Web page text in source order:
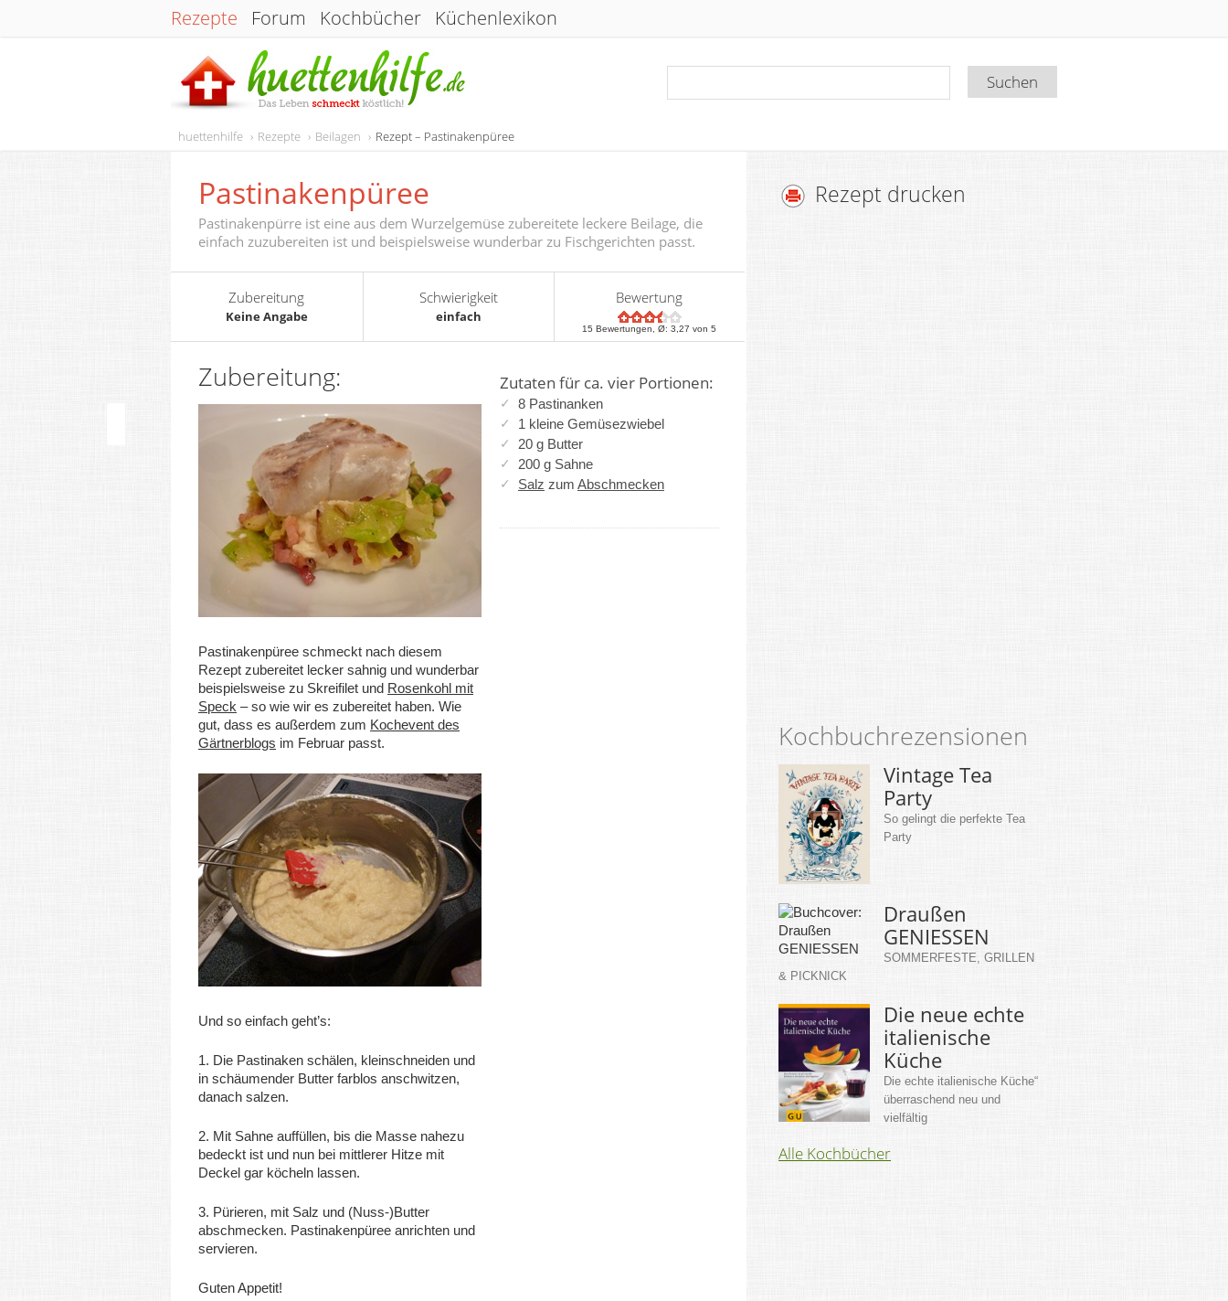
Rezepte Forum Kochbücher Küchenlexikon
huettenhilfe Rezepte Beilagen Rezept – Pastinakenpüree
Pastinakenpüree
Pastinakenpürre ist eine aus dem Wurzelgemüse zubereitete leckere Beilage, die
einfach zuzubereiten ist und beispielsweise wunderbar zu Fischgerichten passt.
Zubereitung
Keine Angabe
Schwierigkeit
einfach
Bewertung
15 Bewertungen, Ø:3,27 von 5
Zutaten für ca. vier Portionen:
8 Pastinanken
1 kleine Gemüsezwiebel
20 g Butter
200 g Sahne
Salz zum Abschmecken
Zubereitung:
Pastinakenpüree schmeckt nach diesem
Rezept zubereitet lecker sahnig und wunderbar
beispielsweise zu Skreifilet und Rosenkohl mit
Speck – so wie wir es zubereitet haben. Wie
gut, dass es außerdem zum Kochevent des
Gärtnerblogs im Februar passt.
Und so einfach geht’s:
1. Die Pastinaken schälen, kleinschneiden und
in schäumender Butter farblos anschwitzen,
danach salzen.
2. Mit Sahne auffüllen, bis die Masse nahezu
bedeckt ist und nun bei mittlerer Hitze mit
Deckel gar köcheln lassen.
3. Pürieren, mit Salz und (Nuss-)Butter
abschmecken. Pastinakenpüree anrichten und
servieren.
Guten Appetit!
Rezept drucken
Kochbuchrezensionen
Vintage Tea
Party
So gelingt die perfekte Tea
Party
Draußen
GENIESSEN
SOMMERFESTE, GRILLEN
& PICKNICK
Die neue echte
italienische
Küche
Die echte italienische Küche“
überraschend neu und
vielfältig
Alle Kochbücher